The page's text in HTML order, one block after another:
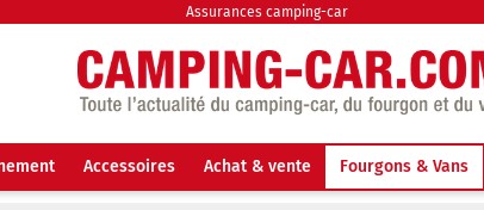
Assurances camping-car
Accessoires Achat & vente Fourgons & Vans